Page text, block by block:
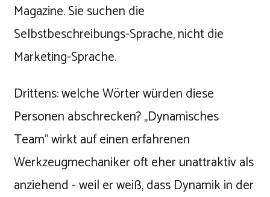
Magazine. Sie suchen die
Selbstbeschreibungs-Sprache, nicht die
Marketing-Sprache.
Drittens: welche Wörter würden diese
Personen abschrecken? „Dynamisches
Team" wirkt auf einen erfahrenen
Werkzeugmechaniker oft eher unattraktiv als
anziehend - weil er weiß, dass Dynamik in der